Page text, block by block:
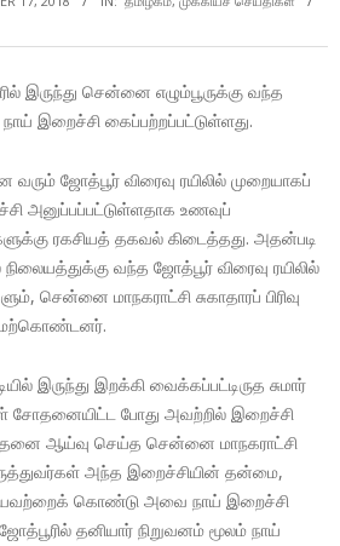
இருந்து சென்னை எழும்பூருக்கு வந்த
இறைச்சி கைப்பற்றப்பட்டுள்ளது.
ஜோத்பூர் விரைவு ரயிலில் முறையாகப்
அனுப்பப்பட்டுள்ளதாக உணவுப்
ரகசியத் தகவல் கிடைத்தது. அதன்படி
வந்த ஜோத்பூர் விரைவு ரயிலில்
சென்னை மாநகராட்சி சுகாதாரப் பிரிவு
இருந்து இறக்கி வைக்கப்பட்டிருத சுமார்
சோதனையிட்ட போது அவற்றில் இறைச்சி
ஆய்வு செய்த சென்னை மாநகராட்சி
மருத்துவர்கள் அந்த இறைச்சியின் தன்மை,
கொண்டு அவை நாய் இறைச்சி
தனியார் நிறுவனம் மூலம் நாய்